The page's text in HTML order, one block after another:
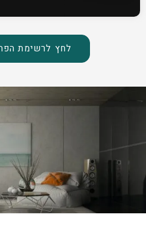
לחץ לרשימת